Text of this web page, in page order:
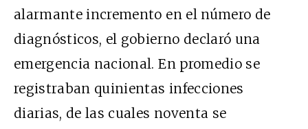
alarmante incremento en el número de
diagnósticos, el gobierno declaró una
emergencia nacional. En promedio se
registraban quinientas infecciones
diarias, de las cuales noventa se